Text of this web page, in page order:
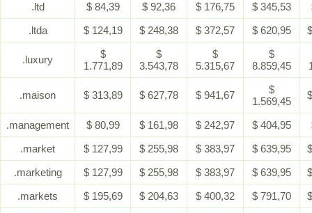
.ltd
$ 84,39 $ 92,36 $ 176,75 $ 345,53
.ltda
$ 124,19 $ 248,38 $ 372,57 $ 620,95
.luxury
$
1.771,89
$
3.543,78
$
5.315,67
$
8.859,45
.maison $ 313,89 $ 627,78 $ 941,67
$
1.569,45
.management $ 80,99 $ 161,98 $ 242,97 $ 404,95
.market
$ 127,99 $ 255,98 $ 383,97 $ 639,95
.marketing
$ 127,99 $ 255,98 $ 383,97 $ 639,95
.markets
$ 195,69 $ 204,63 $ 400,32 $ 791,70